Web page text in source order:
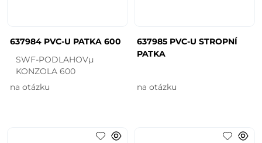
637984 PVC-U PATKA 600
SWF-PODLAHOVµ
KONZOLA 600
na otázku
637985 PVC-U STROPNÍ
PATKA
na otázku